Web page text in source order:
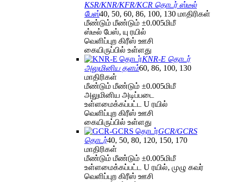
KSR/KNR/KFR/KCR தொடர் ஸ்டீல்
பேஸ்40, 50, 60, 86, 100, 130 மாதிரிகள்
மீண்டும் மீண்டும் ±0.005மிமீ
ஸ்டீல் பேஸ், யு ரயில்
வெளிப்புற கிரீஸ் ஊசி
கையிருப்பில் உள்ளது
KNR-E தொடர்
அலுமினிய தளம்60, 86, 100, 130
மாதிரிகள்
மீண்டும் மீண்டும் ±0.005மிமீ
அலுமினிய அடிப்படை
உள்ளமைக்கப்பட்ட U ரயில்
வெளிப்புற கிரீஸ் ஊசி
கையிருப்பில் உள்ளது
GCR/GCRS
தொடர்40, 50, 80, 120, 150, 170
மாதிரிகள்
மீண்டும் மீண்டும் ±0.005மிமீ
உள்ளமைக்கப்பட்ட U ரயில், முழு கவர்
வெளிப்புற கிரீஸ் ஊசி